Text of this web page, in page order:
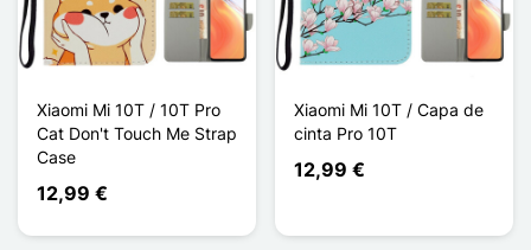
Xiaomi Mi 10T / 10T Pro
Cat Don't Touch Me Strap
Case
12,99 €
Xiaomi Mi 10T / Capa de
cinta Pro 10T
12,99 €